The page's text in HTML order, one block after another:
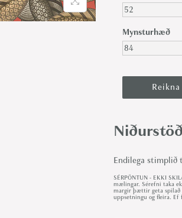
Mynsturhæð
Endilega stimplið
SÉRPÖNTUN - EKKI
mælingar. Sérefni taka
margir þættir geta spilað
uppsetningu og fleira. Ef